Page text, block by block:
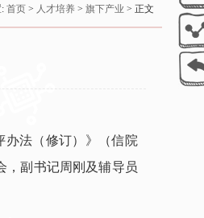
首页> 人才培养> 旗下产业 > 正文
办法（修订）》（信院
，副书记周刚及辅导员